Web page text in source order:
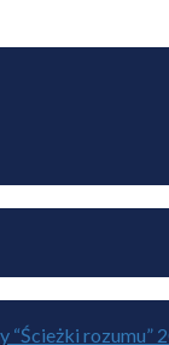
rozumu”